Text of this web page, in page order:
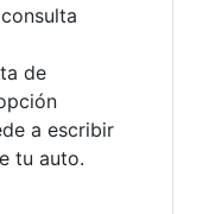
de
a escribir
tu auto.